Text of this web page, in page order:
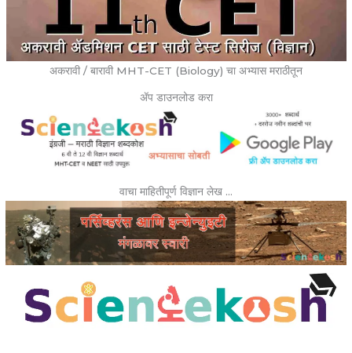
अकरावी / बारावी MHT-CET (Biology) चा अभ्यास मराठीतून
ॲप डाउनलोड करा
वाचा माहितीपूर्ण विज्ञान लेख …